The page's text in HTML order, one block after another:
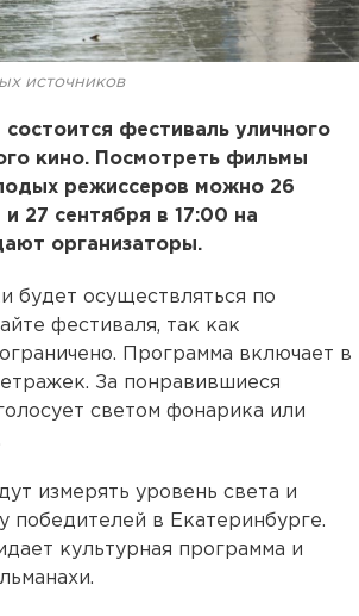
источников
состоится фестиваль уличного
кино. Посмотреть фильмы
режиссеров можно 26
27 сентября в 17:00 на
организаторы.
будет осуществляться по
фестиваля, так как
Программа включает в
За понравившиеся
светом фонарика или
измерять уровень света и
победителей в Екатеринбурге.
культурная программа и